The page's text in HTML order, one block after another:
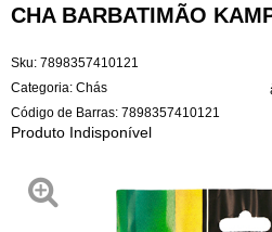
CHA BARBATIMÃO
Sku: 7898357410121
Categoria: Chás
Código de Barras: 7898357410121
Produto Indisponível